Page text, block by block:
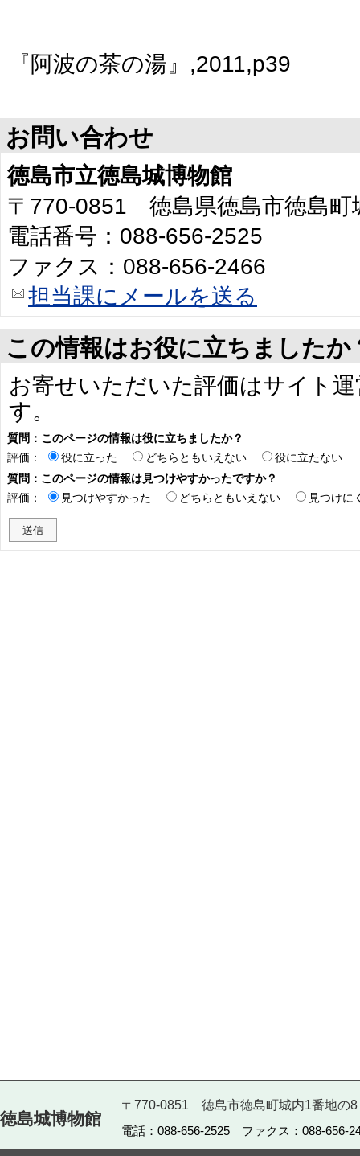
『阿波の茶の湯』,2011,p39
お問い合わせ
徳島市立徳島城博物館
〒770-0851 徳島県徳島市徳島町
電話番号：088-656-2525
ファクス：088-656-2466
担当課にメールを送る
この情報はお役に立ちましたか
お寄せいただいた評価はサイト
す。
質問：このページの情報は役に立ちましたか？
評価：
役に立った どちらともいえない
役に立たない
質問：このページの情報は見つけやすかったですか？
評価：
見つけやすかった どちらともいえない 見つけに
徳島城博物館
〒770-0851 徳島市徳島町城内1番地の8
電話：088-656-2525 ファクス：088-656-